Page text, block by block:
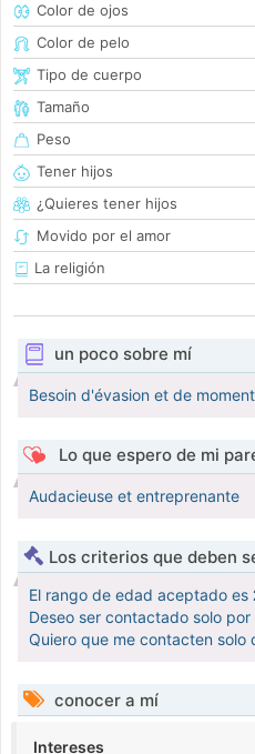
Color de ojos
Color de pelo
Tipo de cuerpo
Tamaño
Peso
Tener hijos
¿Quieres tener hijos
Movido por el amor
La religión
un poco sobre mí
Besoin d'évasion et de
Lo que espero de mi
Audacieuse et entreprenante
Los criterios que deben
El rango de edad aceptado es
Deseo ser contactado solo por
Quiero que me contacten solo
conocer a mí
Intereses